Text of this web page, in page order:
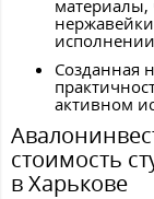
материалы,
Созданная
активном
стоимость
в Харькове